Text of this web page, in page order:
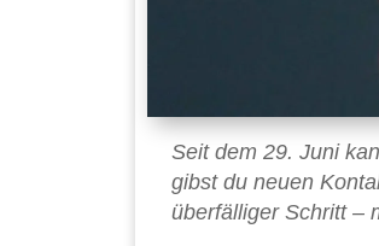
Seit dem 29. Juni
gibst du neuen
überfälliger Schritt –